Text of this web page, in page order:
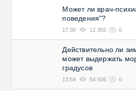
Может ли врач-
поведения"?
17:30 12 355 0
Действительно ли
может выдержать
градусов
13:54 54 506 0